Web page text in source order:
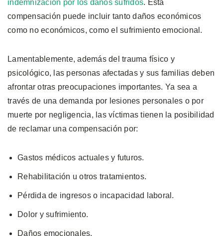
indemnización por los daños sufridos. Esta
compensación puede incluir tanto daños económicos
como no económicos, como el sufrimiento emocional.
Lamentablemente, además del trauma físico y
psicológico, las personas afectadas y sus familias deben
afrontar otras preocupaciones importantes. Ya sea a
través de una demanda por lesiones personales o por
muerte por negligencia, las víctimas tienen la posibilidad
de reclamar una compensación por:
Gastos médicos actuales y futuros.
Rehabilitación u otros tratamientos.
Pérdida de ingresos o incapacidad laboral.
Dolor y sufrimiento.
Daños emocionales.